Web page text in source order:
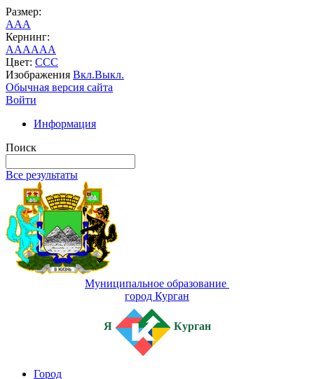
Размер:
AAA
Кернинг:
AAAAAA
Цвет: CCC
Изображения Вкл.Выкл.
Обычная версия сайта
Войти
Информация
Поиск
Все результаты
Муниципальное образование
город Курган
Я Курган
Город